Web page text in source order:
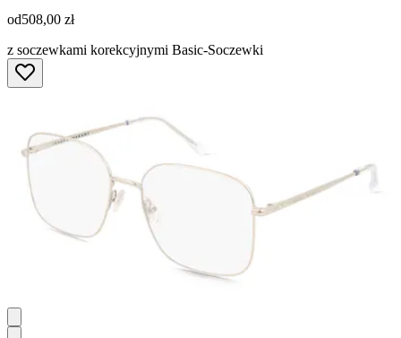
od508,00 zł
z soczewkami korekcyjnymi Basic-Soczewki